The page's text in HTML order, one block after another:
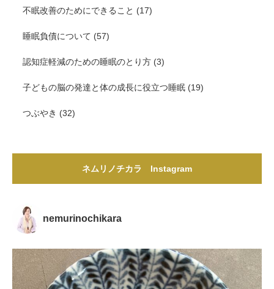
不眠改善のためにできること (17)
睡眠負債について (57)
認知症軽減のための睡眠のとり方 (3)
子どもの脳の発達と体の成長に役立つ睡眠 (19)
つぶやき (32)
ネムリノチカラ Instagram
nemurinochikara